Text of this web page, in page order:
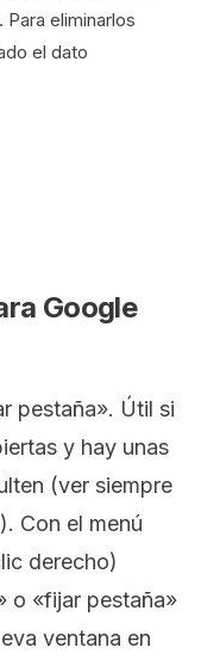
eliminarlos
el dato
Google
pestaña». Útil si
y hay unas
(ver siempre
Con el menú
derecho)
o «fijar pestaña»
ventana en